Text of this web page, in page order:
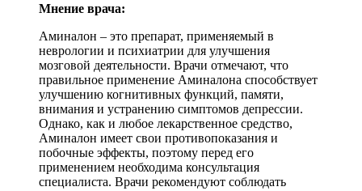
Мнение врача:
Аминалон – это препарат, применяемый в
неврологии и психиатрии для улучшения
мозговой деятельности. Врачи отмечают, что
правильное применение Аминалона способствует
улучшению когнитивных функций, памяти,
внимания и устранению симптомов депрессии.
Однако, как и любое лекарственное средство,
Аминалон имеет свои противопоказания и
побочные эффекты, поэтому перед его
применением необходима консультация
специалиста. Врачи рекомендуют соблюдать